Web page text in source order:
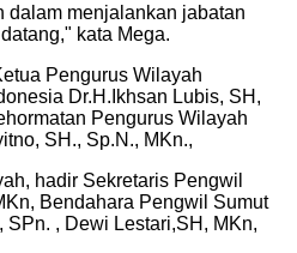
dalam menjalankan jabatan
kata Mega.
Pengurus Wilayah
Dr.H.Ikhsan Lubis, SH,
Pengurus Wilayah
SH., Sp.N., MKn.,
hadir Sekretaris Pengwil
Bendahara Pengwil Sumut
, Dewi Lestari,SH, MKn,